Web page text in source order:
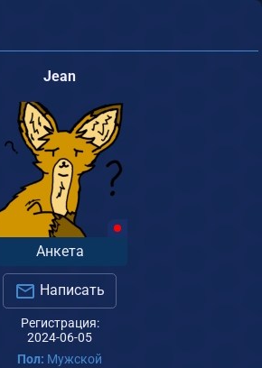
Jean
Анкета
Написать
Регистрация:
2024-06-05
Пол: Мужской